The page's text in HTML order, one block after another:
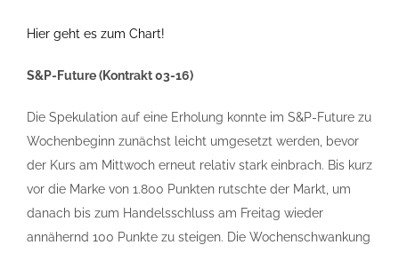
Hier geht es zum Chart!
S&P-Future (Kontrakt 03-16)
Die Spekulation auf eine Erholung konnte im S&P-Future zu
Wochenbeginn zunächst leicht umgesetzt werden, bevor
der Kurs am Mittwoch erneut relativ stark einbrach. Bis kurz
vor die Marke von 1.800 Punkten rutschte der Markt, um
danach bis zum Handelsschluss am Freitag wieder
annähernd 100 Punkte zu steigen. Die Wochenschwankung